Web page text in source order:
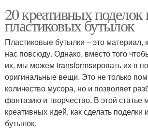
20 креативных поделок
пластиковых бутылок
Пластиковые бутылки – это материал,
нас повсюду. Однако, вместо того
их, мы можем transformsировать их в
оригинальные вещи. Это не только
количество мусора, но и позволяет
фантазию и творчество. В этой
креативных идей, как сделать поделки
бутылок.